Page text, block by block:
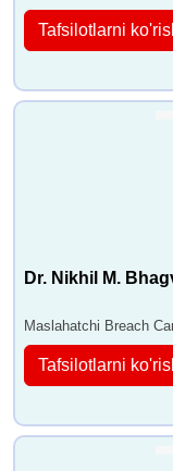
Tafsilotlarni
Dr. Nikhil M.
Maslahatchi Breach
Tafsilotlarni